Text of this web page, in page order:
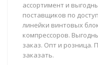
ассортимент и
поставщиков по
линейки винтовых
компрессоров.
заказ. Опт и розница.
заказать.